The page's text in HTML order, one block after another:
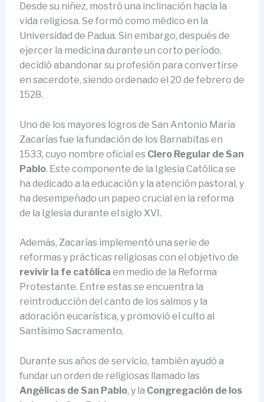
Desde su niñez, mostró una inclinación hacia la
vida religiosa. Se formó como médico en la
Universidad de Padua. Sin embargo, después de
ejercer la medicina durante un corto período,
decidió abandonar su profesión para convertirse
en sacerdote, siendo ordenado el 20 de febrero de
1528.
Uno de los mayores logros de San Antonio María
Zacarías fue la fundación de los Barnabitas en
1533, cuyo nombre oficial es Clero Regular de San
Pablo. Este componente de la Iglesia Católica se
ha dedicado a la educación y la atención pastoral, y
ha desempeñado un papeo crucial en la reforma
de la Iglesia durante el siglo XVI.
Además, Zacarías implementó una serie de
reformas y prácticas religiosas con el objetivo de
revivir la fe católica en medio de la Reforma
Protestante. Entre estas se encuentra la
reintroducción del canto de los salmos y la
adoración eucarística, y promovió el culto al
Santísimo Sacramento.
Durante sus años de servicio, también ayudó a
fundar un orden de religiosas llamado las
Angélicas de San Pablo, y la Congregación de los